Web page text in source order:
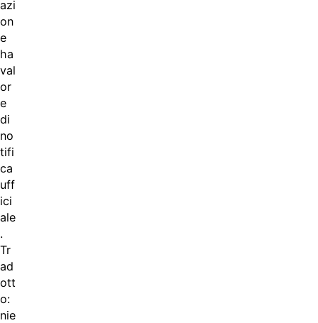
azi
on
e
ha
val
or
e
di
no
tifi
ca
uff
ici
ale
.
Tr
ad
ott
o:
nie